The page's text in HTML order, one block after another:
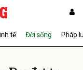
tế Đời sống Pháp